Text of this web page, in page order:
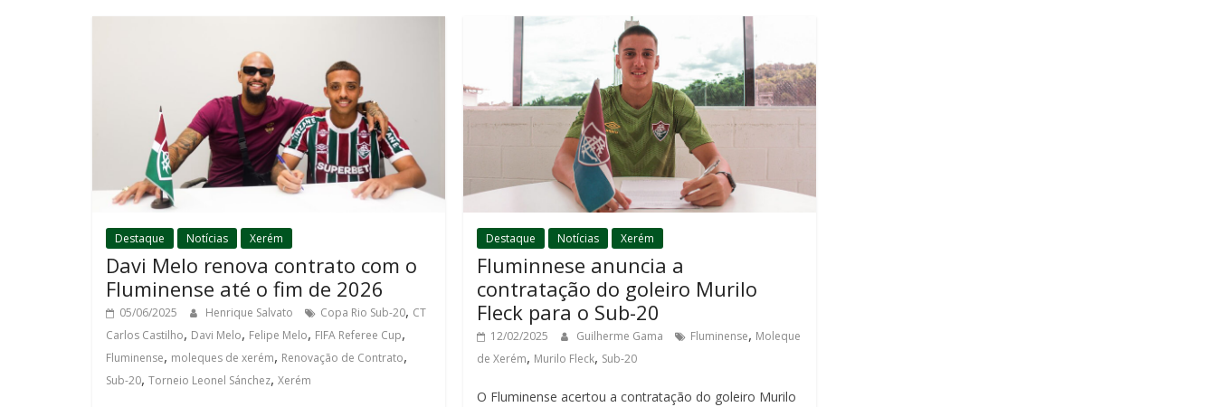
Destaque Notícias Xerém
Davi Melo renova contrato com o
Fluminense até o fim de 2026
05/06/2025 Henrique Salvato Copa Rio Sub-20, CT
Carlos Castilho, Davi Melo, Felipe Melo, FIFA Referee Cup,
Fluminense, moleques de xerém, Renovação de Contrato,
Sub-20, Torneio Leonel Sánchez, Xerém
Destaque Notícias Xerém
Fluminnese anuncia a
contratação do goleiro Murilo
Fleck para o Sub-20
12/02/2025 Guilherme Gama Fluminense, Moleque
de Xerém, Murilo Fleck, Sub-20
O Fluminense acertou a contratação do goleiro Murilo